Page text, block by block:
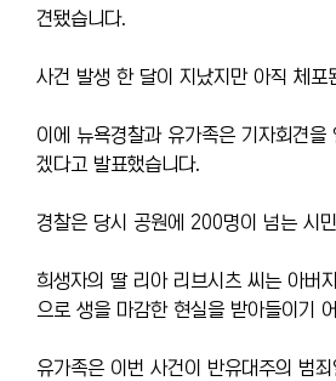
견됐습니다.
사건 발생 한 달이 지났지만 아직 체포
이에 뉴욕경찰과 유가족은 기자회견
겠다고 발표했습니다.
경찰은 당시 공원에 200명이 넘는 시
희생자의 딸 리아 리브시츠 씨는 아버
으로 생을 마감한 현실을 받아들이기
유가족은 이번 사건이 반유대주의 범